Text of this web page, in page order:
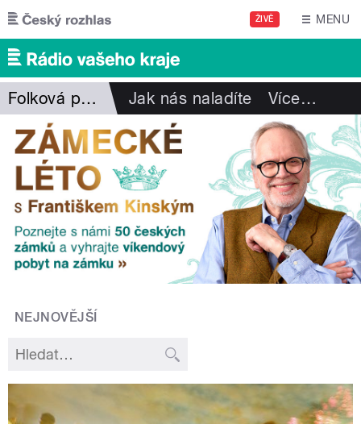
Přejít k hlavnímu obsahu
ŽIVĚ MENU
Folková pohlazení Jak nás naladíte Více…
NEJNOVĚJŠÍ